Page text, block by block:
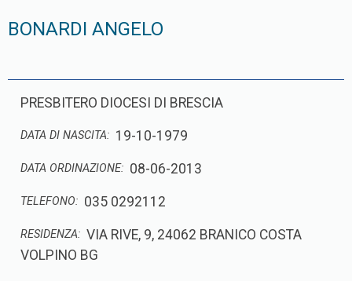
BONARDI ANGELO
PRESBITERO DIOCESI DI BRESCIA
DATA DI NASCITA: 19-10-1979
DATA ORDINAZIONE: 08-06-2013
TELEFONO: 035 0292112
RESIDENZA: VIA RIVE, 9, 24062 BRANICO COSTA
VOLPINO BG